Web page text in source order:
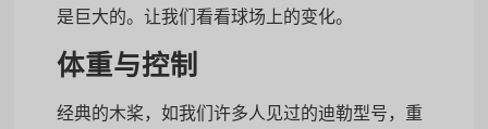
是巨大的。让我们看看球场上的变化。
体重与控制
经典的木桨，如我们许多人见过的迪勒型号，重